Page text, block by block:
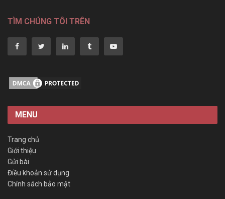
TÌM CHÚNG TÔI TRÊN
MENU
Trang chủ
Giới thiệu
Gửi bài
Điều khoản sử dụng
Chính sách bảo mật